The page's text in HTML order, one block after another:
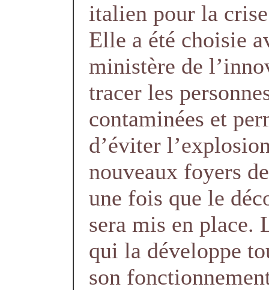
italien pour la
Elle a été choisie
ministère de
tracer les
contaminées et
d’éviter
nouveaux foyers
une fois que le
sera mis en place.
qui la développe
son